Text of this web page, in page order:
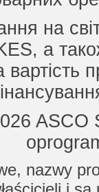
на
а
nazwy